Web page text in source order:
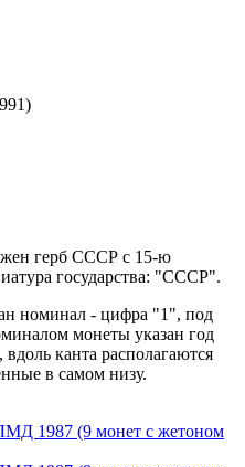
герб СССР с 15-ю
государства: "СССР".
номинал - цифра "1", под
монеты указан год
канта располагаются
в самом низу.